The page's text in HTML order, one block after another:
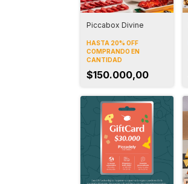
Piccabox Divine
HASTA 20% OFF
COMPRANDO EN
CANTIDAD
$150.000,00